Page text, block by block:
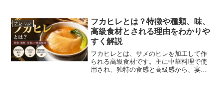
います。現在では約246万柱の祭神が祀ら
れており、日本の...
ナレッジ
フカヒレとは？特徴や種類、味、
高級食材とされる理由をわかりや
すく解説
フカヒレとは、サメのヒレを加工して作
られる高級食材です。主に中華料理で使
用され、独特の食感と高級感から、宴会